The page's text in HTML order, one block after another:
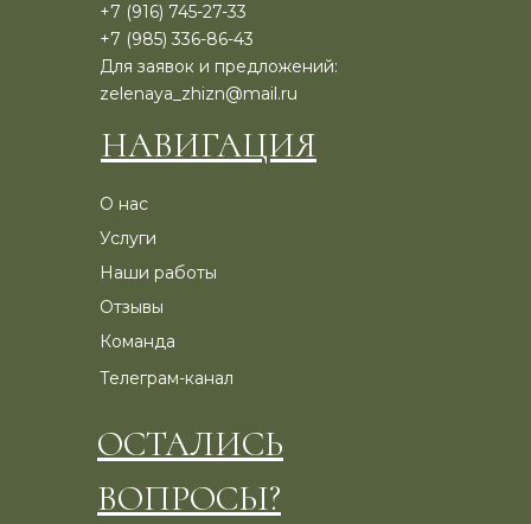
НАВИГАЦИЯ
ОСТАЛИСЬ
ВОПРОСЫ?
+7 (916) 745-27-33
+7 (985) 336-86-43
Для заявок и предложений:
zelenaya_zhizn@mail.ru
О нас
Услуги
Наши работы
Отзывы
Команда
Телеграм-канал